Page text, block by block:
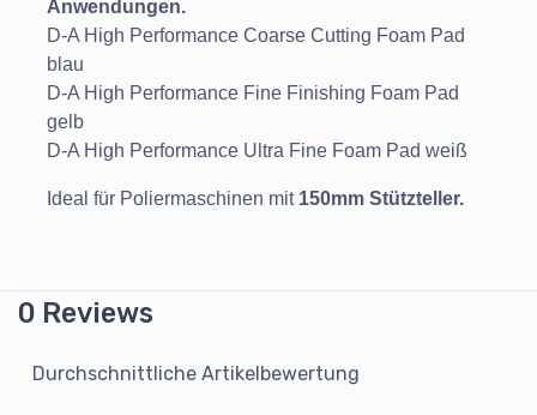
Anwendungen.
D-A High Performance Coarse Cutting Foam Pad
blau
D-A High Performance Fine Finishing Foam Pad
gelb
D-A High Performance Ultra Fine Foam Pad weiß
Ideal für Poliermaschinen mit 150mm Stützteller.
0 Reviews
Durchschnittliche Artikelbewertung